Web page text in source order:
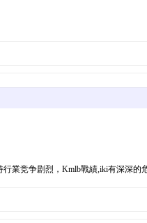
業竞争剧烈，Kmlb戰績,iki有深深的